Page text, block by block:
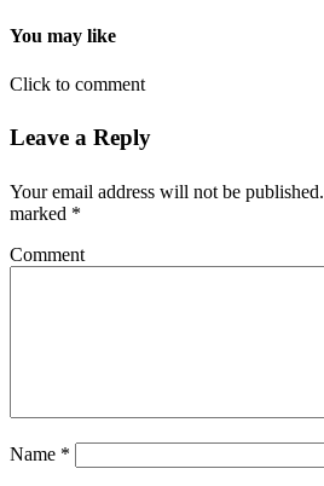
You may like
Click to comment
Leave a Reply
Your email address will not be published.
marked *
Comment
Name *